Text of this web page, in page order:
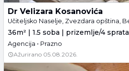
Dr Velizara Kosanovića
36m² | 1.5 soba | prizemlje/4 sprata
Agencija • Prazno
Ažurirano 05.08.2026.